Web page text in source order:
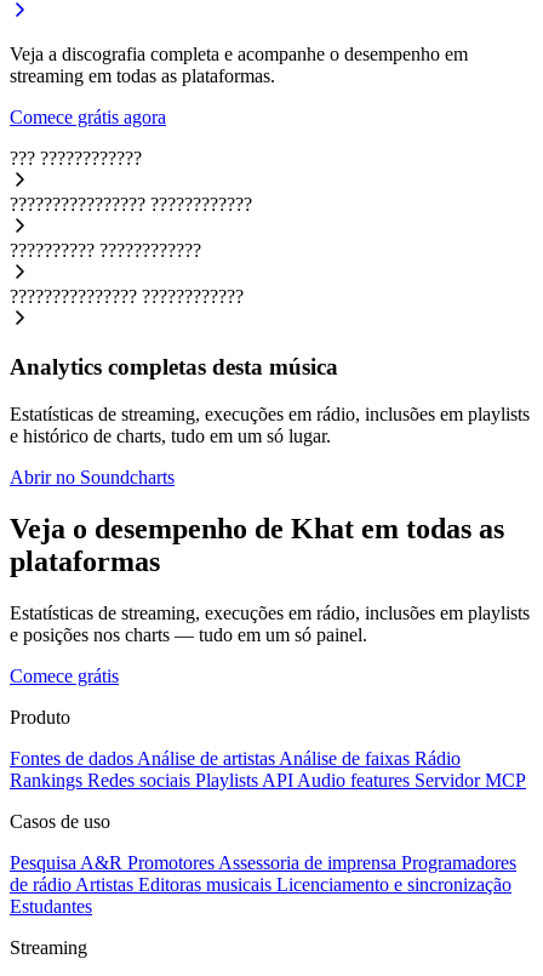
Veja a discografia completa e acompanhe o desempenho em
streaming em todas as plataformas.
Comece grátis agora
??? ????????????
???????????????? ????????????
?????????? ????????????
??????????????? ????????????
Analytics completas desta música
Estatísticas de streaming, execuções em rádio, inclusões em playlists
e histórico de charts, tudo em um só lugar.
Abrir no Soundcharts
Veja o desempenho de Khat em todas as
plataformas
Estatísticas de streaming, execuções em rádio, inclusões em playlists
e posições nos charts — tudo em um só painel.
Comece grátis
Produto
Fontes de dados Análise de artistas Análise de faixas Rádio
Rankings Redes sociais Playlists API Audio features Servidor MCP
Casos de uso
Pesquisa A&R Promotores Assessoria de imprensa Programadores
de rádio Artistas Editoras musicais Licenciamento e sincronização
Estudantes
Streaming